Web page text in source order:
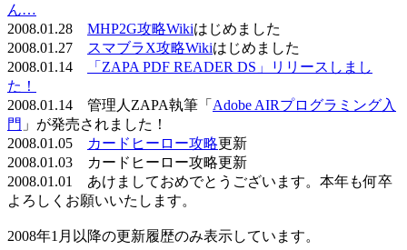
ん…
2008.01.28 MHP2G攻略Wikiはじめました
2008.01.27
スマブラX攻略Wikiはじめました
2008.01.14
「ZAPA PDF READER DS」リリースしまし
た！
2008.01.14 管理人ZAPA執筆「 Adobe AIRプログラミング入
門 」が発売されました！
2008.01.05
カードヒーロー攻略更新
2008.01.03 カードヒーロー攻略更新
2008.01.01 あけましておめでとうございます。本年も何卒
よろしくお願いいたします。
2008年1月以降の更新履歴のみ表示しています。